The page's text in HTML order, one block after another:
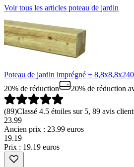
Voir tous les articles poteau de jardin
Poteau de jardin imprégné ±
20% de réduction
20% de réduction
(89)Classé 4.5 étoiles sur 5, 89 avis
23.99
Ancien prix : 23.99 euros
19.19
Prix : 19.19 euros